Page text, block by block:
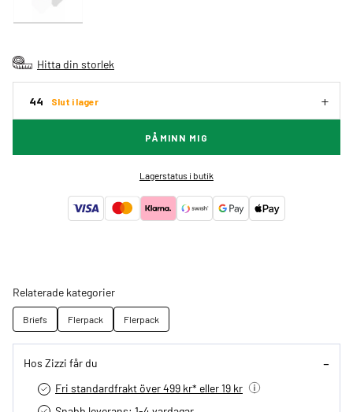
Hitta din storlek
44 Slut i lager
PÅMINN MIG
Lagerstatus i butik
Relaterade kategorier
Briefs Flerpack Flerpack
Hos Zizzi får du
Fri standardfrakt över 499 kr* eller 19 kr